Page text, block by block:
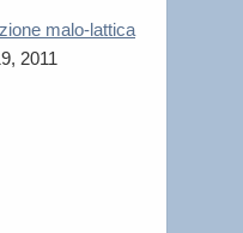
malo-lattica
2011